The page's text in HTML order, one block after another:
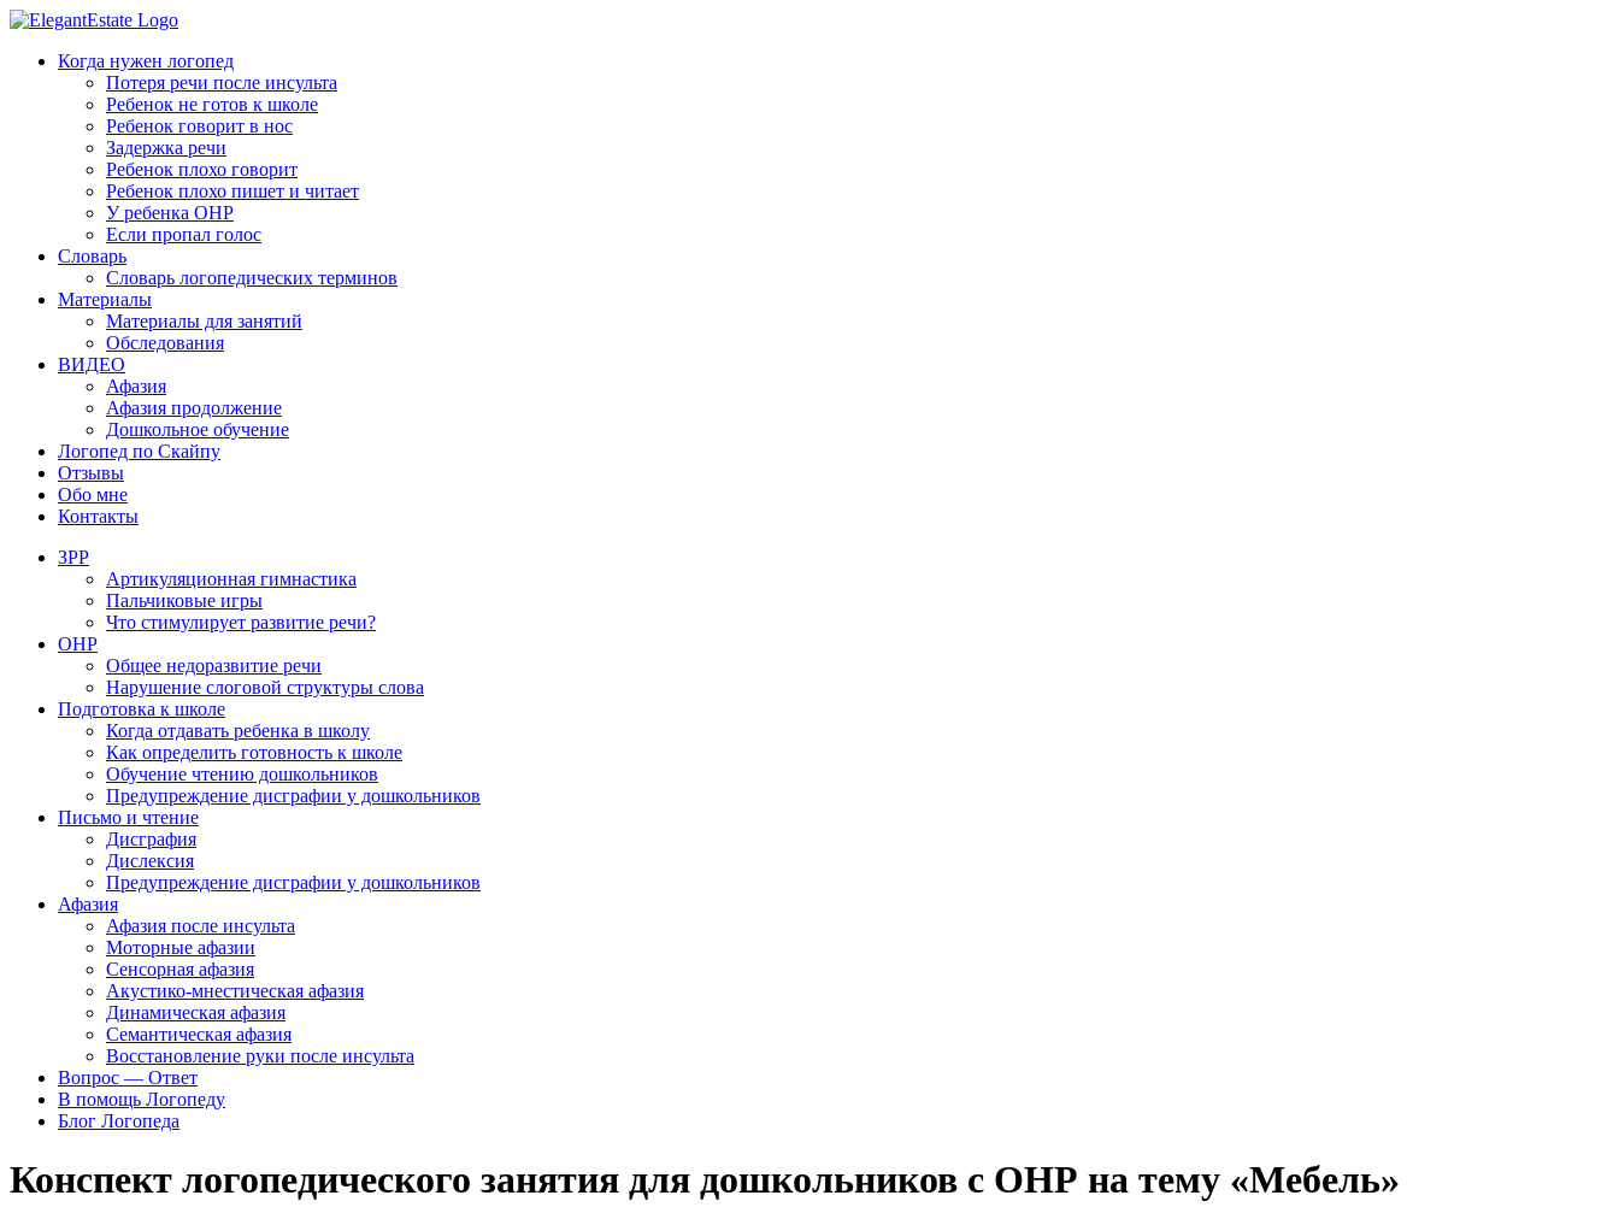
Когда нужен логопед
Потеря речи после инсульта
Ребенок не готов к школе
Ребенок говорит в нос
Задержка речи
Ребенок плохо говорит
Ребенок плохо пишет и читает
У ребенка ОНР
Если пропал голос
Словарь
Словарь логопедических терминов
Материалы
Материалы для занятий
Обследования
ВИДЕО
Афазия
Афазия продолжение
Дошкольное обучение
Логопед по Скайпу
Отзывы
Обо мне
Контакты
ЗРР
Артикуляционная гимнастика
Пальчиковые игры
Что стимулирует развитие речи?
ОНР
Общее недоразвитие речи
Нарушение слоговой структуры слова
Подготовка к школе
Когда отдавать ребенка в школу
Как определить готовность к школе
Обучение чтению дошкольников
Предупреждение дисграфии у дошкольников
Письмо и чтение
Дисграфия
Дислексия
Предупреждение дисграфии у дошкольников
Афазия
Афазия после инсульта
Моторные афазии
Сенсорная афазия
Акустико-мнестическая афазия
Динамическая афазия
Семантическая афазия
Восстановление руки после инсульта
Вопрос — Ответ
В помощь Логопеду
Блог Логопеда
Конспект логопедического занятия для дошкольников с ОНР на тему «Мебель»